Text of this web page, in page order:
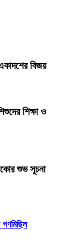
বিজয়
শিক্ষা ও
শুভ সূচনা
গণমিছিল